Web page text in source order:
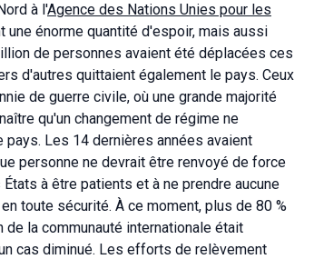
à l'Agence des Nations Unies pour les
énorme quantité d'espoir, mais aussi
de personnes avaient été déplacées ces
d'autres quittaient également le pays. Ceux
de guerre civile, où une grande majorité
qu'un changement de régime ne
Les 14 dernières années avaient
personne ne devrait être renvoyé de force
à être patients et à ne prendre aucune
toute sécurité. À ce moment, plus de 80 %
la communauté internationale était
cas diminué. Les efforts de relèvement